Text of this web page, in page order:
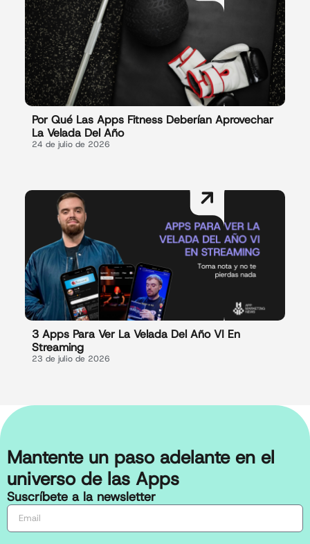
Por Qué Las Apps Fitness Deberían Aprovechar
La Velada Del Año
24 de julio de 2026
3 Apps Para Ver La Velada Del Año VI En
Streaming
23 de julio de 2026
Mantente un paso adelante en el
universo de las Apps
Suscríbete a la newsletter